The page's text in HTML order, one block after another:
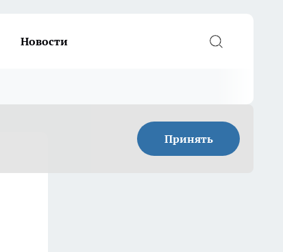
Новости
Принять